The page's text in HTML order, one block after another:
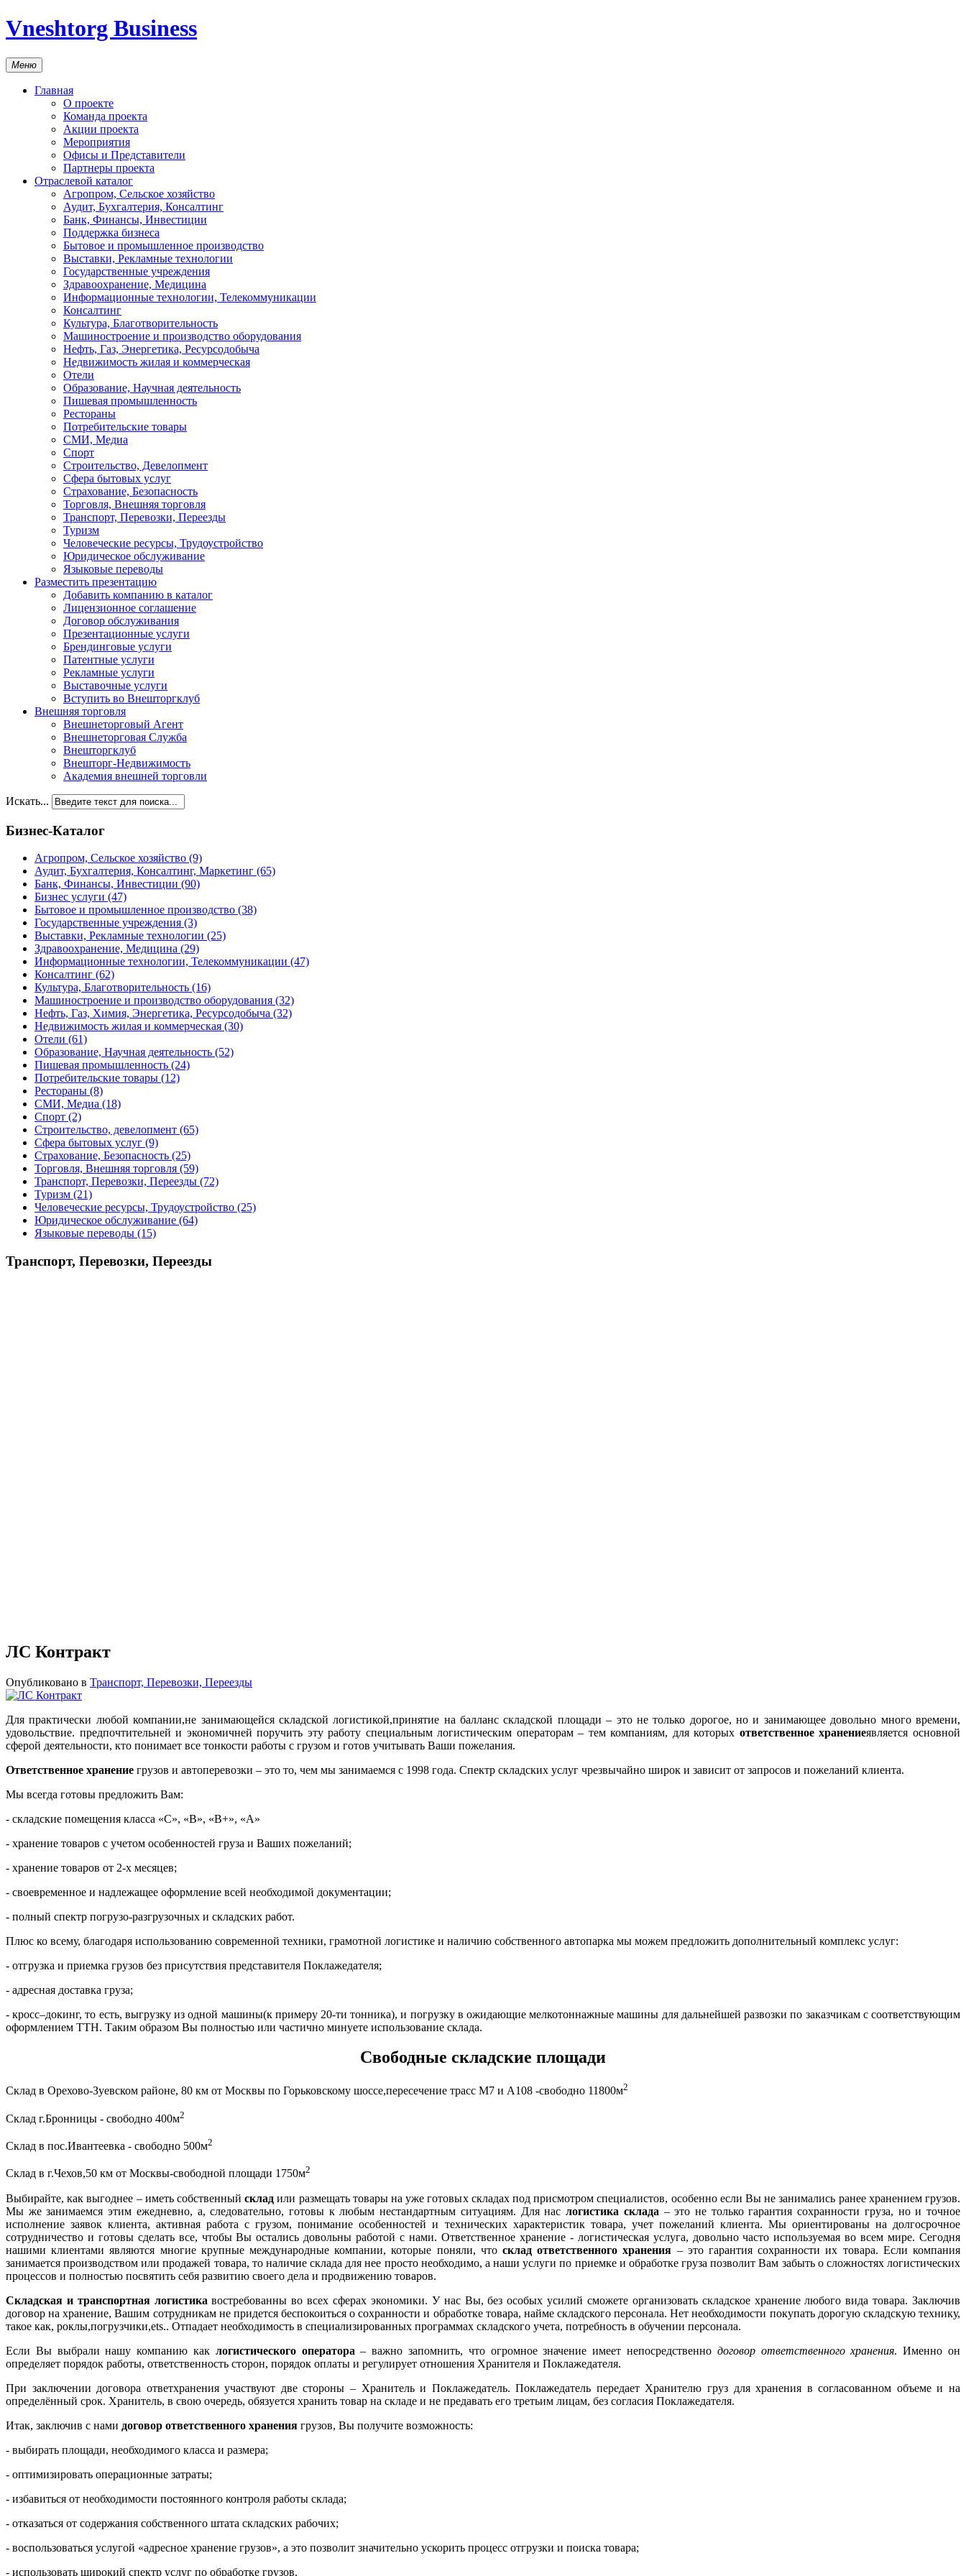
Vneshtorg Business
Меню
Главная
О проекте
Команда проекта
Акции проекта
Мероприятия
Офисы и Представители
Партнеры проекта
Отраслевой каталог
Агропром, Сельское хозяйство
Аудит, Бухгалтерия, Консалтинг
Банк, Финансы, Инвестиции
Поддержка бизнеса
Бытовое и промышленное производство
Выставки, Рекламные технологии
Государственные учреждения
Здравоохранение, Медицина
Информационные технологии, Телекоммуникации
Консалтинг
Культура, Благотворительность
Машиностроение и производство оборудования
Нефть, Газ, Энергетика, Ресурсодобыча
Недвижимость жилая и коммерческая
Отели
Образование, Научная деятельность
Пишевая промышленность
Рестораны
Потребительские товары
СМИ, Медиа
Спорт
Строительство, Девелопмент
Сфера бытовых услуг
Страхование, Безопасность
Торговля, Внешняя торговля
Транспорт, Перевозки, Переезды
Туризм
Человеческие ресурсы, Трудоустройство
Юридическое обслуживание
Языковые переводы
Разместить презентацию
Добавить компанию в каталог
Лицензионное соглашение
Договор обслуживания
Презентационные услуги
Брендинговые услуги
Патентные услуги
Рекламные услуги
Выставочные услуги
Вступить во Внешторгклуб
Внешняя торговля
Внешнеторговый Агент
Внешнеторговая Служба
Внешторгклуб
Внешторг-Недвижимость
Академия внешней торговли
Искать...
Бизнес-Каталог
Агропром, Сельское хозяйство (9)
Аудит, Бухгалтерия, Консалтинг, Маркетинг (65)
Банк, Финансы, Инвестиции (90)
Бизнес услуги (47)
Бытовое и промышленное производство (38)
Государственные учреждения (3)
Выставки, Рекламные технологии (25)
Здравоохранение, Медицина (29)
Информационные технологии, Телекоммуникации (47)
Консалтинг (62)
Культура, Благотворительность (16)
Машиностроение и производство оборудования (32)
Нефть, Газ, Химия, Энергетика, Ресурсодобыча (32)
Недвижимость жилая и коммерческая (30)
Отели (61)
Образование, Научная деятельность (52)
Пишевая промышленность (24)
Потребительские товары (12)
Рестораны (8)
СМИ, Медиа (18)
Спорт (2)
Строительство, девелопмент (65)
Сфера бытовых услуг (9)
Страхование, Безопасность (25)
Торговля, Внешняя торговля (59)
Транспорт, Перевозки, Переезды (72)
Туризм (21)
Человеческие ресурсы, Трудоустройство (25)
Юридическое обслуживание (64)
Языковые переводы (15)
Транспорт, Перевозки, Переезды
ЛС Контракт
Опубликовано в Транспорт, Перевозки, Переезды
Для практически любой компании,не занимающейся складской логистикой,принятие на балланс складской площади – это не только дорогое, но и занимающее довольно много времени,
удовольствие. предпочтительней и экономичней поручить эту работу специальным логистическим операторам – тем компаниям, для которых ответственное хранениеявляется основной
сферой деятельности, кто понимает все тонкости работы с грузом и готов учитывать Ваши пожелания.
Ответственное хранение грузов и автоперевозки – это то, чем мы занимаемся с 1998 года. Спектр складских услуг чрезвычайно широк и зависит от запросов и пожеланий клиента.
Мы всегда готовы предложить Вам:
- складские помещения класса «С», «В», «В+», «А»
- хранение товаров с учетом особенностей груза и Ваших пожеланий;
- хранение товаров от 2-х месяцев;
- своевременное и надлежащее оформление всей необходимой документации;
- полный спектр погрузо-разгрузочных и складских работ.
Плюс ко всему, благодаря использованию современной техники, грамотной логистике и наличию собственного автопарка мы можем предложить дополнительный комплекс услуг:
- отгрузка и приемка грузов без присутствия представителя Поклажедателя;
- адресная доставка груза;
- кросс–докинг, то есть, выгрузку из одной машины(к примеру 20-ти тонника), и погрузку в ожидающие мелкотоннажные машины для дальнейшей развозки по заказчикам с соответствующим
оформлением ТТН. Таким образом Вы полностью или частично минуете использование склада.
Свободные складские площади
Склад в Орехово-Зуевском районе, 80 км от Москвы по Горьковскому шоссе,пересечение трасс M7 и А108 -свободно 11800м2
Склад г.Бронницы - свободно 400м2
Склад в пос.Ивантеевка - свободно 500м2
Склад в г.Чехов,50 км от Москвы-свободной площади 1750м2
Выбирайте, как выгоднее – иметь собственныйсклад или размещать товары на уже готовых складах под присмотром специалистов, особенно если Вы не занимались ранее хранением грузов.
Мы же занимаемся этим ежедневно, а, следовательно, готовы к любым нестандартным ситуациям. Для наслогистика склада – это не только гарантия сохранности груза, но и точное
исполнение заявок клиента, активная работа с грузом, понимание особенностей и технических характеристик товара, учет пожеланий клиента. Мы ориентированы на долгосрочное
сотрудничество и готовы сделать все, чтобы Вы остались довольны работой с нами. Ответственное хранение - логистическая услуга, довольно часто используемая во всем мире. Сегодня
нашими клиентами являются многие крупные международные компании, которые поняли, что склад ответственного хранения – это гарантия сохранности их товара. Если компания
занимается производством или продажей товара, то наличие склада для нее просто необходимо, а наши услуги по приемке и обработке груза позволит Вам забыть о сложностях логистических
процессов и полностью посвятить себя развитию своего дела и продвижению товаров.
Складская и транспортная логистика востребованны во всех сферах экономики. У нас Вы, без особых усилий сможете организовать складское хранение любого вида товара. Заключив
договор на хранение, Вашим сотрудникам не придется беспокоиться о сохранности и обработке товара, найме складского персонала. Нет необходимости покупать дорогую складскую технику,
такое как, роклы,погрузчики,ets.. Отпадает необходимость в специализированных программах складского учета, потребность в обучении персонала.
Если Вы выбрали нашу компанию как логистического оператора – важно запомнить, что огромное значение имеет непосредственно договор ответственного хранения. Именно он
определяет порядок работы, ответственность сторон, порядок оплаты и регулирует отношения Хранителя и Поклажедателя.
При заключении договора ответхранения участвуют две стороны – Хранитель и Поклажедатель. Поклажедатель передает Хранителю груз для хранения в согласованном объеме и на
определённый срок. Хранитель, в свою очередь, обязуется хранить товар на складе и не предавать его третьим лицам, без согласия Поклажедателя.
Итак, заключив с нами договор ответственного хранения грузов, Вы получите возможность:
- выбирать площади, необходимого класса и размера;
- оптимизировать операционные затраты;
- избавиться от необходимости постоянного контроля работы склада;
- отказаться от содержания собственного штата складских рабочих;
- воспользоваться услугой «адресное хранение грузов», а это позволит значительно ускорить процесс отгрузки и поиска товара;
- использовать широкий спектр услуг по обработке грузов.